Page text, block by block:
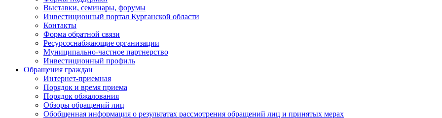
Выставки, семинары, форумы
Инвестиционный портал Курганской области
Контакты
Форма обратной связи
Ресурсоснабжающие организации
Муниципально-частное партнерство
Инвестиционный профиль
Обращения граждан
Интернет-приемная
Порядок и время приема
Порядок обжалования
Обзоры обращений лиц
Обобщенная информация о результатах рассмотрения обращений лиц и принятых мерах